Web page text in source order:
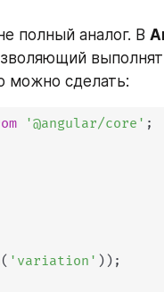
полный аналог. В
можно сделать:
'@angular/core' ;
( 'variation' ) ) ;